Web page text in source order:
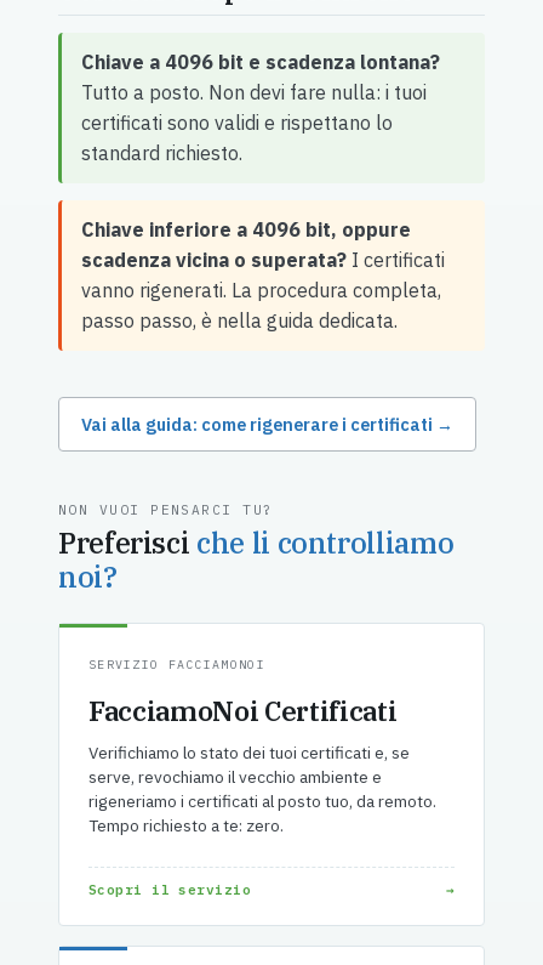
Chiave a 4096 bit e scadenza lontana?
Tutto a posto. Non devi fare nulla: i tuoi
certificati sono validi e rispettano lo
standard richiesto.
Chiave inferiore a 4096 bit, oppure
scadenza vicina o superata? I certificati
vanno rigenerati. La procedura completa,
passo passo, è nella guida dedicata.
Vai alla guida: come rigenerare i certificati →
NON VUOI PENSARCI TU?
Preferisci che li controlliamo
noi?
SERVIZIO FACCIAMONOI
FacciamoNoi Certificati
Verifichiamo lo stato dei tuoi certificati e, se
serve, revochiamo il vecchio ambiente e
rigeneriamo i certificati al posto tuo, da remoto.
Tempo richiesto a te: zero.
Scopri il servizio →